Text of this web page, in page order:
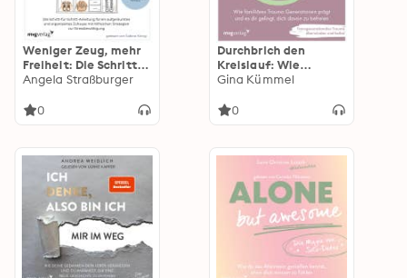
Weniger Zeug, mehr
Freiheit: Die Schritt-
für-Schritt-Anleitung
und organisiertes
Angela Straßburger
0
Durchbrich den
Kreislauf: Wie
familiäres Trauma
und es dir gelingt,
Trauma überwinden
und heilen.
Gina Kümmel
0